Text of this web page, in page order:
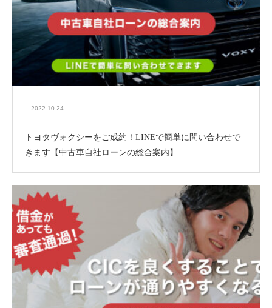
2022.10.24
トヨタヴォクシーをご成約！LINEで簡単に問い合わせで
きます【中古車自社ローンの総合案内】